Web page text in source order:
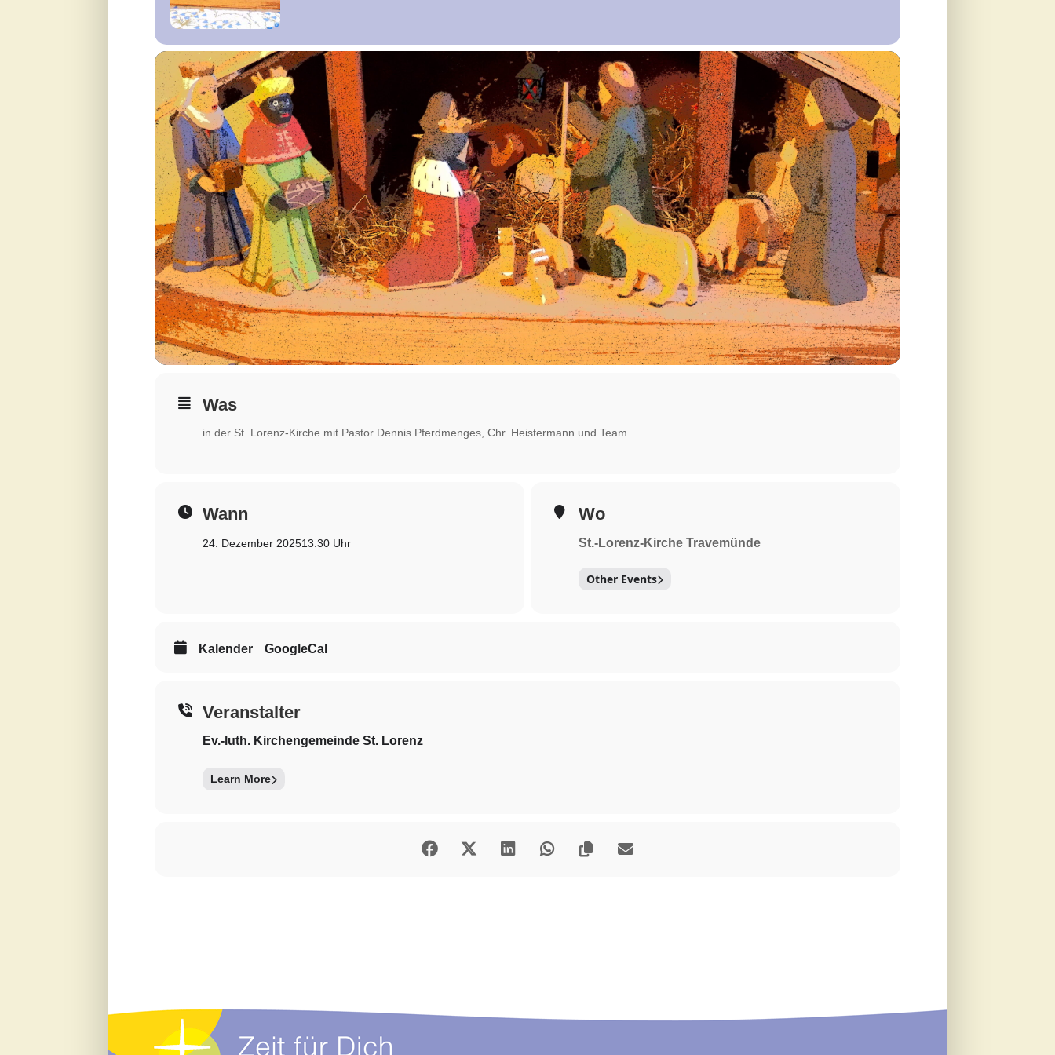
Was
in der St. Lorenz-Kirche mit Pastor Dennis Pferdmenges, Chr. Heistermann und Team.
Wann
24. Dezember 202513.30 Uhr
Wo
St.-Lorenz-Kirche Travemünde
Other Events
Kalender GoogleCal
Veranstalter
Ev.-luth. Kirchengemeinde St. Lorenz
Learn More